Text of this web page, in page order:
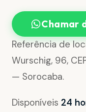
Chamar
Referência de
Wurschig, 96,
— Sorocaba.
Disponíveis 24